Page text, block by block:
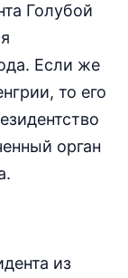
Голубой
Если же
то его
орган
из